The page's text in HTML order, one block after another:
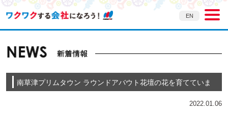
EN
南草津プリムタウン ラウンドアバウト花壇の花を育てていま
2022.01.06